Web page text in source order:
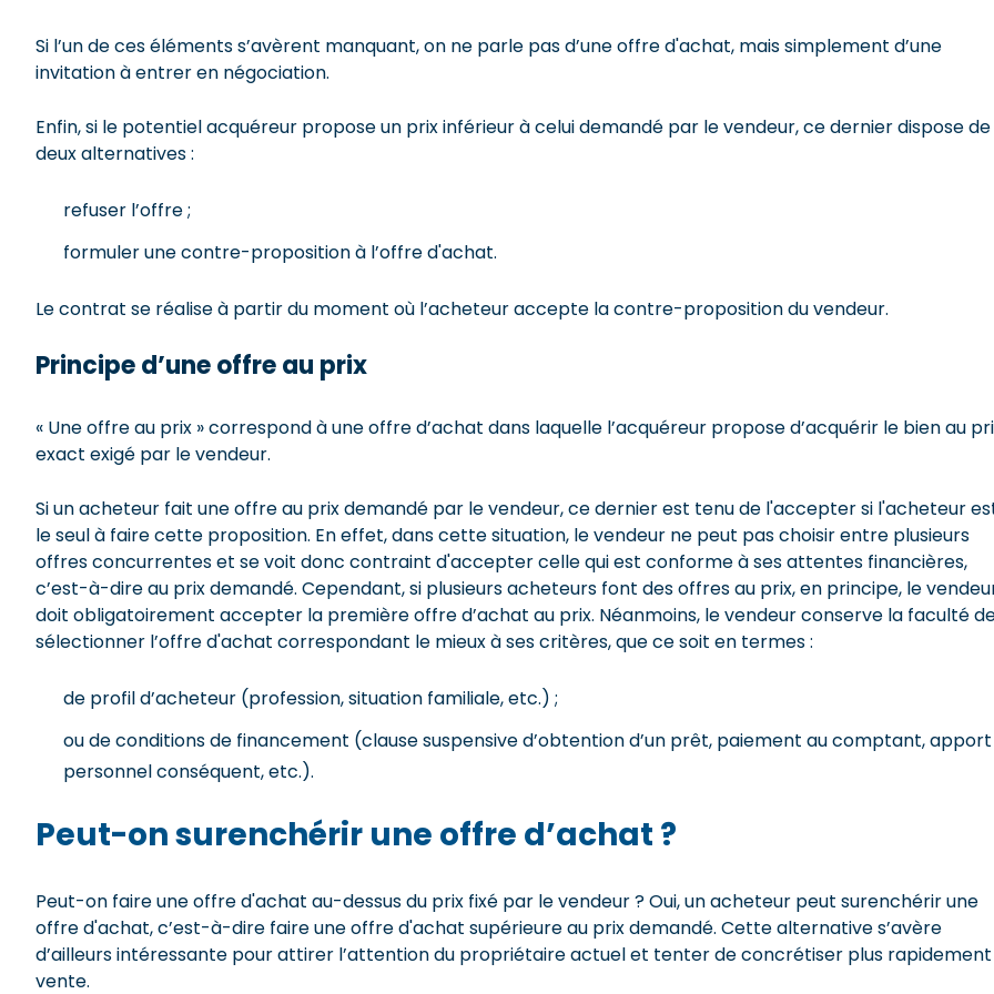
Si l’un de ces éléments s’avèrent manquant, on ne parle pas d’une offre d'achat, mais simplement d’une
invitation à entrer en négociation.
Enfin, si le potentiel acquéreur propose un prix inférieur à celui demandé par le vendeur, ce dernier dispose de
deux alternatives :
refuser l’offre ;
formuler une contre-proposition à l’offre d'achat.
Le contrat se réalise à partir du moment où l’acheteur accepte la contre-proposition du vendeur.
Principe d’une offre au prix
« Une offre au prix » correspond à une offre d’achat dans laquelle l’acquéreur propose d’acquérir le bien au
exact exigé par le vendeur.
Si un acheteur fait une offre au prix demandé par le vendeur, ce dernier est tenu de l'accepter si l'acheteur
le seul à faire cette proposition. En effet, dans cette situation, le vendeur ne peut pas choisir entre plusieurs
offres concurrentes et se voit donc contraint d'accepter celle qui est conforme à ses attentes financières,
c’est-à-dire au prix demandé. Cependant, si plusieurs acheteurs font des offres au prix, en principe, le
doit obligatoirement accepter la première offre d’achat au prix. Néanmoins, le vendeur conserve la faculté
sélectionner l’offre d'achat correspondant le mieux à ses critères, que ce soit en termes :
de profil d’acheteur (profession, situation familiale, etc.) ;
ou de conditions de financement (clause suspensive d’obtention d’un prêt, paiement au comptant, apport
personnel conséquent, etc.).
Peut-on surenchérir une offre d’achat ?
Peut-on faire une offre d'achat au-dessus du prix fixé par le vendeur ? Oui, un acheteur peut surenchérir une
offre d'achat, c’est-à-dire faire une offre d'achat supérieure au prix demandé. Cette alternative s’avère
d’ailleurs intéressante pour attirer l’attention du propriétaire actuel et tenter de concrétiser plus
vente.